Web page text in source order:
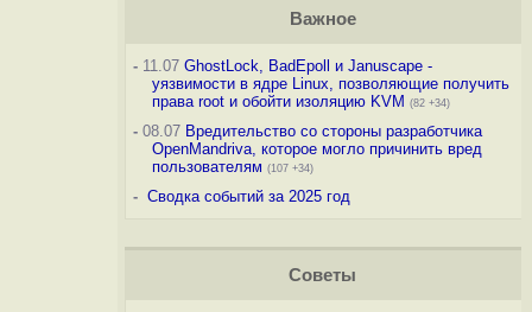
Важное
-11.07 GhostLock, BadEpoll и Januscape -
уязвимости в ядре Linux, позволяющие получить
права root и обойти изоляцию KVM (82 +34)
-08.07 Вредительство со стороны разработчика
OpenMandriva, которое могло причинить вред
пользователям (107 +34)
- Сводка событий за 2025 год
Советы